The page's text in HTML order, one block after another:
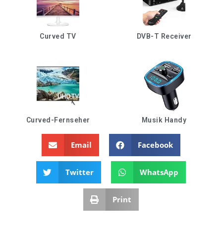
Curved TV DVB-T Receiver
Curved-Fernseher Musik Handy
Email Facebook
Twitter WhatsApp
Print